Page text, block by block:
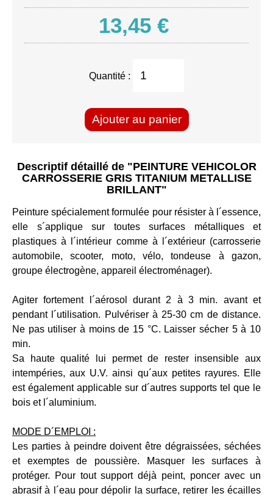
13,45 €
Quantité :
Ajouter au panier
Descriptif détaillé de "PEINTURE VEHICOLOR
CARROSSERIE GRIS TITANIUM METALLISE
BRILLANT"
Peinture spécialement formulée pour résister à l´essence,
elle s´applique sur toutes surfaces métalliques et
plastiques à l´intérieur comme à l´extérieur (carrosserie
automobile, scooter, moto, vélo, tondeuse à gazon,
groupe électrogène, appareil électroménager).
Agiter fortement l´aérosol durant 2 à 3 min. avant et
pendant l´utilisation. Pulvériser à 25-30 cm de distance.
Ne pas utiliser à moins de 15 °C. Laisser sécher 5 à 10
min.
Sa haute qualité lui permet de rester insensible aux
intempéries, aux U.V. ainsi qu´aux petites rayures. Elle
est également applicable sur d´autres supports tel que le
bois et l´aluminium.
MODE D´EMPLOI :
Les parties à peindre doivent être dégraissées, séchées
et exemptes de poussière. Masquer les surfaces à
protéger. Pour tout support déjà peint, poncer avec un
abrasif à l´eau pour dépolir la surface, retirer les écailles